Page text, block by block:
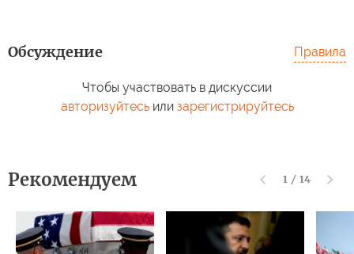
Обсуждение Правила
Чтобы участвовать в дискуссии
авторизуйтесьили зарегистрируйтесь
Рекомендуем 1 / 14